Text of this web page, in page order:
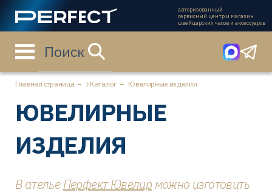
авторизованный
сервисный центр и магазин
швейцарских часов и аксессуаров
Поиск
Главная страница Каталог Ювелирные изделия
ЮВЕЛИРНЫЕ
ИЗДЕЛИЯ
В ательеПерфект Ювелирможно изготовить